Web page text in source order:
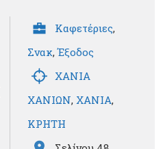
Καφετέριες,
Σνακ,Έξοδος
ΧΑΝΙΑ
ΧΑΝΙΩΝ, ΧΑΝΙΑ,
ΚΡΗΤΗ